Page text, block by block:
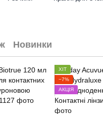
Новинки
ХІТ
−7%
АКЦІЯ